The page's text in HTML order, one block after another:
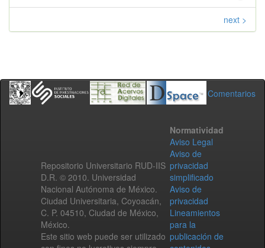
next >
Comentarios
Repositorio Universitario RUD-IIS
D.R. © 2010. Universidad
Nacional Autónoma de México.
Ciudad Universitaria, Coyoacán,
C. P. 04510, Ciudad de México,
México.
Este sitio web puede ser utilizado
Normatividad
Aviso Legal
Aviso de
privacidad
simplificado
Aviso de
privacidad
Lineamientos
para la
publicación de